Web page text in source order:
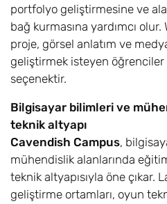
English Literature
with Foundation
BA
8
Fashion Design
BA
Fashion Marketing
and Promotion
with Foundation
BA
8,10
portfolyo geliştirmesine ve
bağ kurmasına yardımcı
proje, görsel anlatım ve
geliştirmek isteyen
seçenektir.
Bilgisayar bilimleri ve
teknik altyapı
Cavendish Campus,
mühendislik alanlarında
teknik altyapısıyla öne çıkar.
geliştirme ortamları, oyun